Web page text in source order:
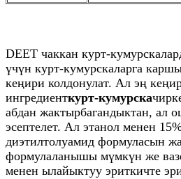
DEET чаккан курт-
үчүн курт-кумурскаларга
кеңири колдонулат. Ал эң
ингредиенткурт-кумурска
абдан жактырбагандыктан, ал
эсептелет. Ал этанол менен
диэтилтолуамид формуласын
формулаланышы мүмкүн же
менен ылайыктуу эриткичте